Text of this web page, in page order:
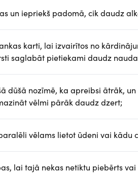
un iepriekš padomā, cik daudz
karti, lai izvairītos no
saglabāt pietiekami daudz
dūšā nozīmē, ka apreibsi ātrāk,
vēlmi pārāk daudz dzert;
vēlams lietot ūdeni vai kādu
lai tajā nekas netiktu piebērts vai